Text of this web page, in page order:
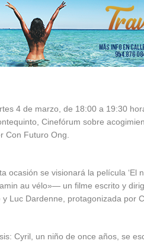
4 de marzo, de 18:00 a 19:30
Cinefórum sobre
Con Futuro Ong.
ocasión se visionará la película ‘El
au vélo»— un filme escrito y
y Luc Dardenne, protagonizada por
Cyril, un niño de once años, se